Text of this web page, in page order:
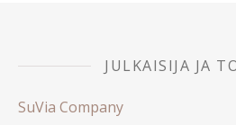
JULKAISIJA JA
SuVia Company